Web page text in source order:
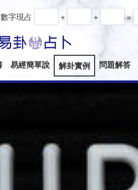
字現占 + + =
易經簡單說 解卦實例 問題解答